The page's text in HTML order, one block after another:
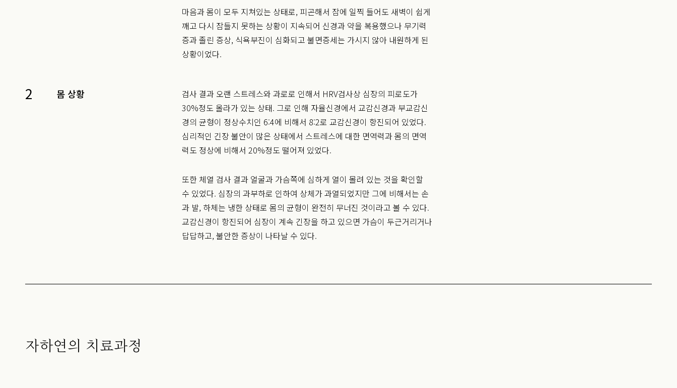
마음과 몸이 모두 지쳐있는 상태로, 피곤해서 잠에 일찍 들어도 새벽이 쉽게
깨고 다시 잠들지 못하는 상황이 지속되어 신경과 약을 복용했으나 무기력
증과 졸린 증상, 식욕부진이 심화되고 불면증세는 가시지 않아 내원하게 된
상황이었다.
2 몸 상황
검사 결과 오랜 스트레스와 과로로 인해서 HRV검사상 심장의 피로도가
30%정도 올라가 있는 상태. 그로 인해 자율신경에서 교감신경과 부교감신
경의 균형이 정상수치인 6:4에 비해서 8:2로 교감신경이 항진되어 있었다.
심리적인 긴장 불안이 많은 상태에서 스트레스에 대한 면역력과 몸의 면역
력도 정상에 비해서 20%정도 떨어져 있었다.
또한 체열 검사 결과 얼굴과 가슴쪽에 심하게 열이 몰려 있는 것을 확인할
수 있었다. 심장의 과부하로 인하여 상체가 과열되었지만 그에 비해서는 손
과 발, 하체는 냉한 상태로 몸의 균형이 완전히 무너진 것이라고 볼 수 있다.
교감신경이 항진되어 심장이 계속 긴장을 하고 있으면 가슴이 두근거리거나
답답하고, 불안한 증상이 나타날 수 있다.
자하연의 치료과정